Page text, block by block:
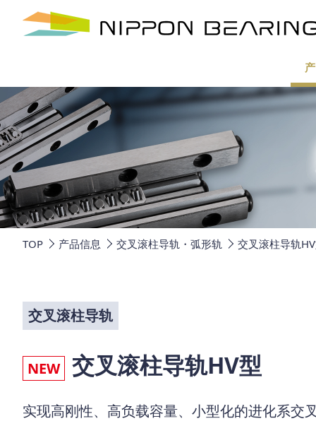
TOP 产品信息 交叉滚柱导轨・弧形轨 交叉滚柱导轨
交叉滚柱导轨
NEW 交叉滚柱导轨HV型
实现高刚性、高负载容量、小型化的进化系交